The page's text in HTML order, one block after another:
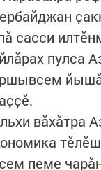
сасси
пулса
вӑхӑтра
пеме